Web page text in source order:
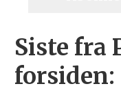
Siste fra
forsiden: